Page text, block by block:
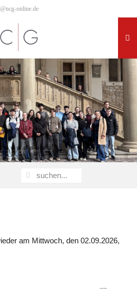
online.de
am Mittwoch, den 02.09.2026,